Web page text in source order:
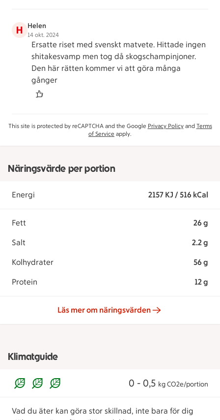
H Helen
14 okt. 2024
Ersatte riset med svenskt matvete. Hittade ingen
shitakesvamp men tog då skogschampinjoner.
Den här rätten kommer vi att göra många
gånger
This site is protected by reCAPTCHA and the Google Privacy Policyand Terms
of Service apply.
Näringsvärde per portion
Energi 2157 KJ / 516 kCal
Fett 26 g
Salt 2.2 g
Kolhydrater 56 g
Protein 12 g
Läs mer om näringsvärden
Klimatguide
0 - 0,5 kg CO2e/portion
Vad du äter kan göra stor skillnad, inte bara för dig